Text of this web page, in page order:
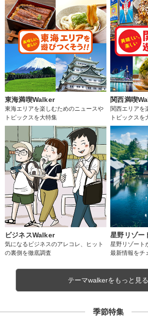
東海満喫Walker
東海エリアを楽しむためのニュースや
トピックスを大特集
関西満喫
関西エリアを
トピックスを
ビジネスWalker
気になるビジネスのアレコレ、ヒット
の裏側を徹底調査
星野リゾー
星野リゾート
最新情報をチ
テーマwalkerをもっと見る
季節特集